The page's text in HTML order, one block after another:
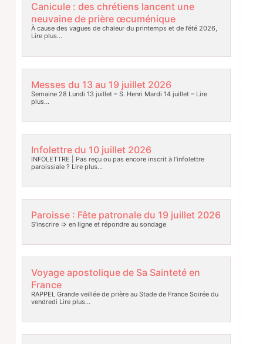
Canicule : des chrétiens lancent une
neuvaine de prière œcuménique
À cause des vagues de chaleur du printemps et de l’été 2026,
Lire plus…
Messes du 13 au 19 juillet 2026
Semaine 28 Lundi 13 juillet – S. Henri Mardi 14 juillet –Lire
plus…
Infolettre du 10 juillet 2026
INFOLETTRE | Pas reçu ou pas encore inscrit à l’infolettre
paroissiale ? Lire plus…
Paroisse : Fête patronale du 19 juillet 2026
S’inscrire => en ligne et répondre au sondage
Voyage apostolique de Sa Sainteté en
France
RAPPEL Grande veillée de prière au Stade de France Soirée du
vendredi Lire plus…